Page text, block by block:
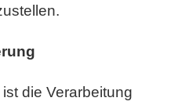
die Verarbeitung